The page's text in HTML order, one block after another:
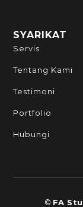
SYARIKAT
Servis
Tentang Kami
Testimoni
Portfolio
Hubungi
© FA